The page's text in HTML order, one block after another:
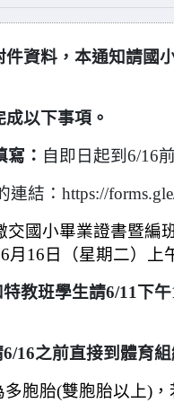
資料，本通知請國
以下事項。
： 自即日起到6/16
連結：https://
交國小畢業證書暨編
月16日（星期二）上
教班學生請6/11下
16之前直接到體育
多胞胎(雙胞胎以上)